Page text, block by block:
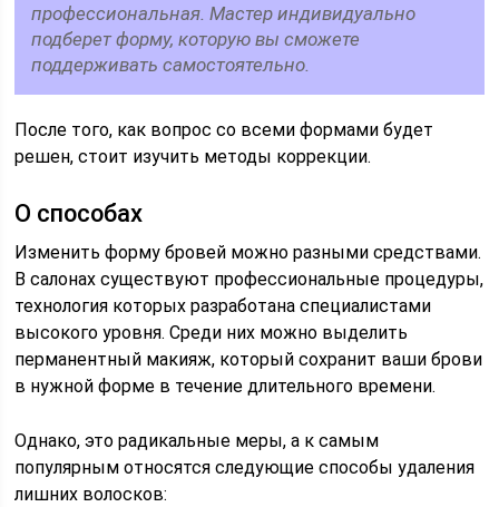
профессиональная. Мастер индивидуально
подберет форму, которую вы сможете
поддерживать самостоятельно.
После того, как вопрос со всеми формами будет
решен, стоит изучить методы коррекции.
О способах
Изменить форму бровей можно разными средствами.
В салонах существуют профессиональные процедуры,
технология которых разработана специалистами
высокого уровня. Среди них можно выделить
перманентный макияж, который сохранит ваши брови
в нужной форме в течение длительного времени.
Однако, это радикальные меры, а к самым
популярным относятся следующие способы удаления
лишних волосков: